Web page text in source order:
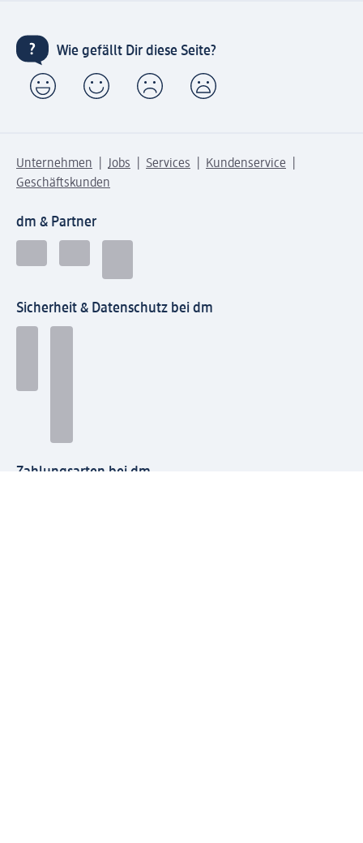
Wie gefällt Dir diese Seite?
Unternehmen Jobs Services
Kundenservice
Geschäftskunden
dm & Partner
Sicherheit & Datenschutz bei dm
Zahlungsarten bei dm